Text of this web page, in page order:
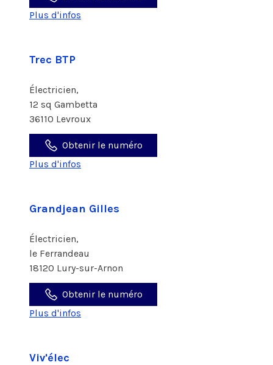
Plus d'infos
Trec BTP
Électricien,
12 sq Gambetta
36110 Levroux
Obtenir le numéro
Plus d'infos
Grandjean Gilles
Électricien,
le Ferrandeau
18120 Lury-sur-Arnon
Obtenir le numéro
Plus d'infos
Viv'élec